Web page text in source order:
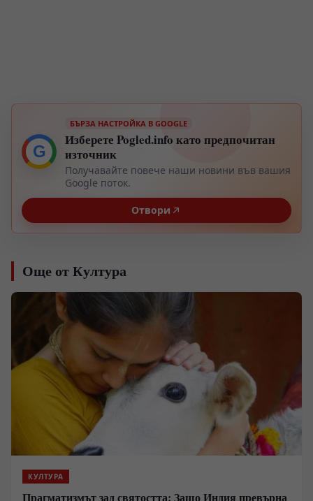
G
БЪРЗА НАСТРОЙКА В GOOGLE
Изберете Pogled.info като предпочитан
източник
Получавайте повече наши новини във вашия
Google поток.
Отвори
Още от Култура
КУЛТУРА
Прагматизмът зад святостта: Защо Индия превърна